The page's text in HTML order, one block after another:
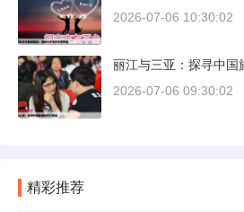
2026-07-06 10:30:02
丽江与三亚：探寻中国
2026-07-06 09:30:02
精彩推荐